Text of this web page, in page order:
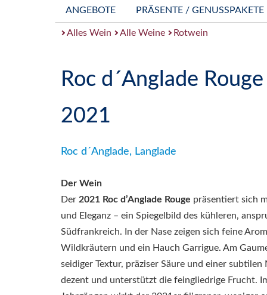
ANGEBOTE PRÄSENTE / GENUSSPAKETE
Alles Wein Alle Weine Rotwein
Roc d´Anglade Rouge
2021
Roc d´Anglade, Langlade
Der Wein
Der 2021 Roc d’Anglade Rouge präsentiert sich
und Eleganz – ein Spiegelbild des kühleren,
Südfrankreich. In der Nase zeigen sich feine
Wildkräutern und ein Hauch Garrigue. Am
seidiger Textur, präziser Säure und einer
dezent und unterstützt die feingliedrige Frucht.